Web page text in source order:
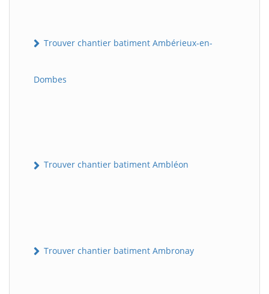
Trouver chantier batiment Ambérieux-en-
Dombes
Trouver chantier batiment Ambléon
Trouver chantier batiment Ambronay